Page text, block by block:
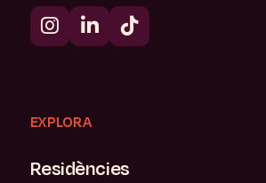
EXPLORA
Residències